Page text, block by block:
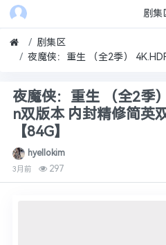
剧集
剧集区
夜魔侠：重生 （全2季
n双版本 内封精修简英
【84G】
hyellokim
3月前 297